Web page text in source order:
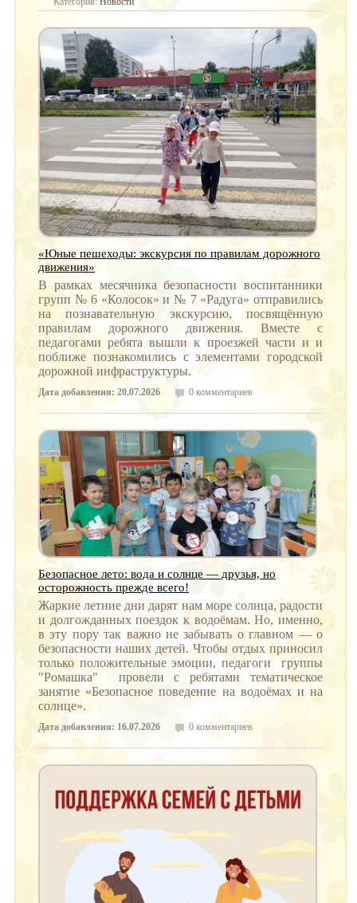
«Юные пешеходы: экскурсия по правилам дорожного
движения»
В рамках месячника безопасности воспитанники
групп № 6 «Колосок» и № 7 «Радуга» отправились
на познавательную экскурсию, посвящённую
правилам дорожного движения. Вместе с
педагогами ребята вышли к проезжей части и и
поближе познакомились с элементами городской
дорожной инфраструктуры.
Дата добавления: 20.07.2026 0 комментариев
Безопасное лето: вода и солнце — друзья, но
осторожность прежде всего!
Жаркие летние дни дарят нам море солнца, радости
и долгожданных поездок к водоёмам. Но, именно,
в эту пору так важно не забывать о главном — о
безопасности наших детей. Чтобы отдых приносил
только положительные эмоции, педагоги группы
"Ромашка" провели с ребятами тематическое
занятие «Безопасное поведение на водоёмах и на
солнце».
Дата добавления: 16.07.2026 0 комментариев